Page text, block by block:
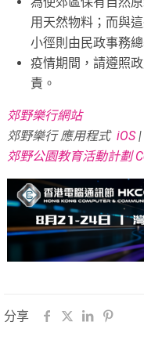
用天然物料；而與
小徑則由民政事務
疫情期間，請遵照
責。
郊野樂行網站
郊野樂行 應用程式iOS
郊野公園教育活動計劃
分享